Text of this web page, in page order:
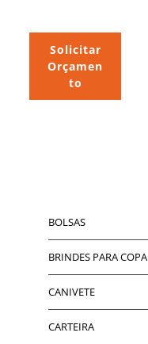
Solicitar
Orçamen
to
BOLSAS
BRINDES PARA COPA
CANIVETE
CARTEIRA